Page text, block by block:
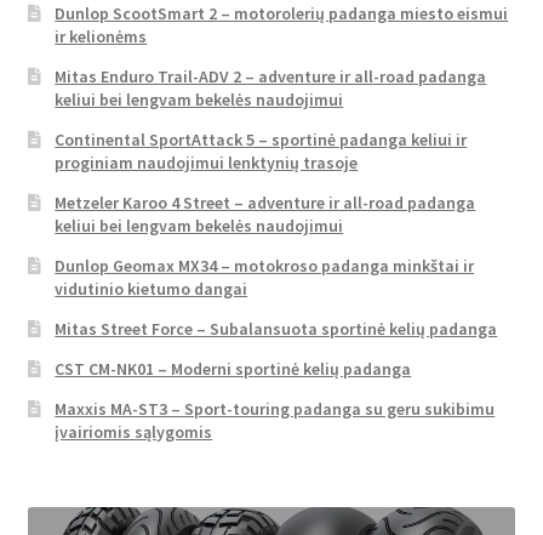
Dunlop ScootSmart 2 – motorolerių padanga miesto eismui
ir kelionėms
Mitas Enduro Trail-ADV 2 – adventure ir all-road padanga
keliui bei lengvam bekelės naudojimui
Continental SportAttack 5 – sportinė padanga keliui ir
proginiam naudojimui lenktynių trasoje
Metzeler Karoo 4 Street – adventure ir all-road padanga
keliui bei lengvam bekelės naudojimui
Dunlop Geomax MX34 – motokroso padanga minkštai ir
vidutinio kietumo dangai
Mitas Street Force – Subalansuota sportinė kelių padanga
CST CM-NK01 – Moderni sportinė kelių padanga
Maxxis MA-ST3 – Sport-touring padanga su geru sukibimu
įvairiomis sąlygomis